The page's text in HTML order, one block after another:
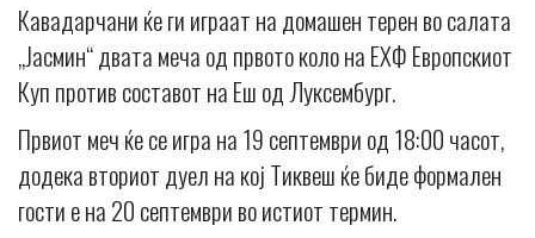
Кавадарчани ќе ги играат на домашен терен во салата
„Јасмин“ двата меча од првото коло на ЕХФ Европскиот
Куп против составот на Еш од Луксембург.
Првиот меч ќе се игра на 19 септември од 18:00 часот,
додека вториот дуел на кој Тиквеш ќе биде формален
гости е на 20 септември во истиот термин.